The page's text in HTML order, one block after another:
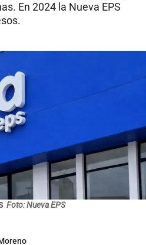
En 2024 la Nueva EPS
Foto: Nueva EPS